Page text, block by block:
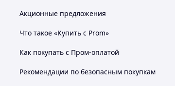
Акционные предложения
Что такое «Купить с Prom»
Как покупать с Пром-оплатой
Рекомендации по безопасным покупкам